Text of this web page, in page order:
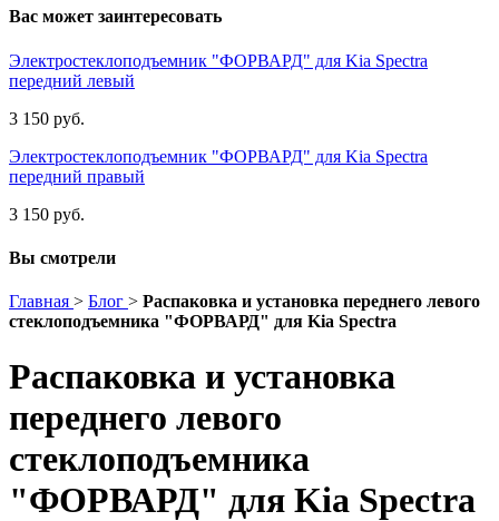
Вас может заинтересовать
Электростеклоподъемник "ФОРВАРД" для Kia Spectra
передний левый
3 150 руб.
Электростеклоподъемник "ФОРВАРД" для Kia Spectra
передний правый
3 150 руб.
Вы смотрели
Главная > Блог > Распаковка и установка переднего левого
стеклоподъемника "ФОРВАРД" для Kia Spectra
Распаковка и установка
переднего левого
стеклоподъемника
"ФОРВАРД" для Kia Spectra